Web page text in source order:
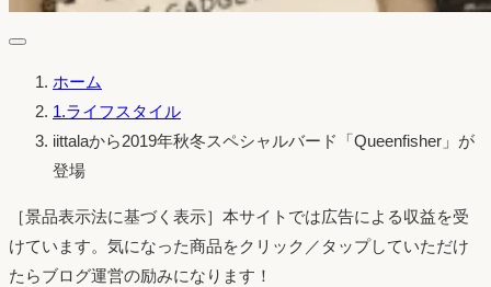
ホーム
1.ライフスタイル
iittalaから2019年秋冬スペシャルバード「Queenfisher」が
登場
［景品表示法に基づく表示］本サイトでは広告による収益を受
けています。気になった商品をクリック／タップしていただけ
たらブログ運営の励みになります！